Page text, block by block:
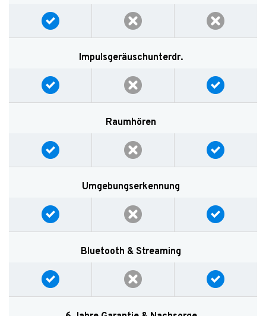
Impulsgeräuschunterdr.
Raumhören
Umgebungserkennung
Bluetooth & Streaming